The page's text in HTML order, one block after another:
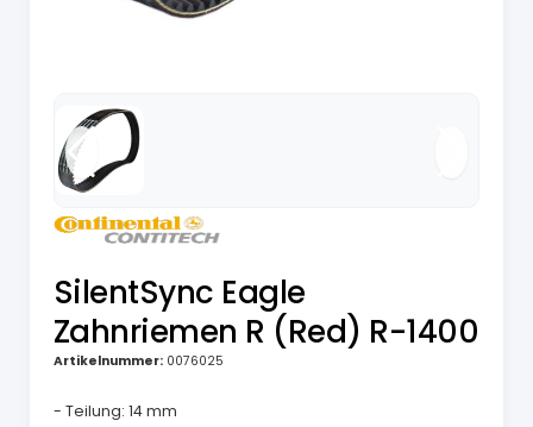
SilentSync Eagle
Zahnriemen R (Red) R-1400
Artikelnummer: 0076025
- Teilung: 14 mm